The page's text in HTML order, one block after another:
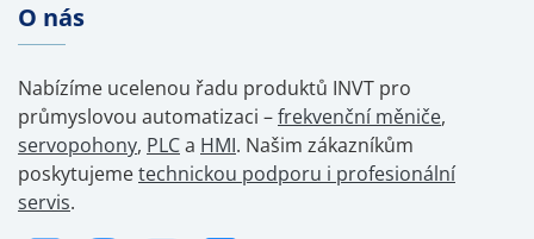
O nás
Nabízíme ucelenou řadu produktů INVT pro
průmyslovou automatizaci –frekvenční měniče,
servopohony, PLCa HMI. Našim zákazníkům
poskytujemetechnickou podporu i profesionální
servis.